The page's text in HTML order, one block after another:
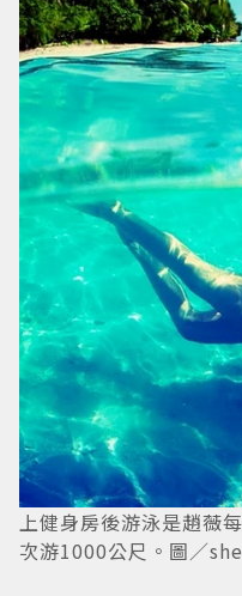
上健身房後游泳是趙薇
次游1000公尺。圖／